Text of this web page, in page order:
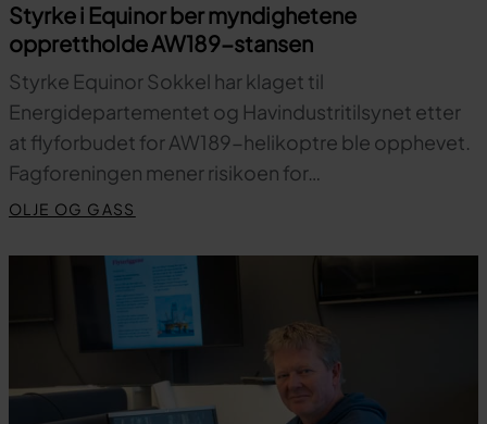
Styrke i Equinor ber myndighetene
opprettholde AW189-stansen
Styrke Equinor Sokkel har klaget til
Energidepartementet og Havindustritilsynet etter
at flyforbudet for AW189-helikoptre ble opphevet.
Fagforeningen mener risikoen for…
OLJE OG GASS